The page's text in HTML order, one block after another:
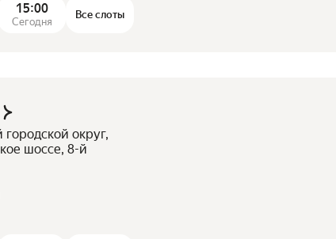
15:00
Сегодня
Все слоты
округ,
шоссе, 8-й